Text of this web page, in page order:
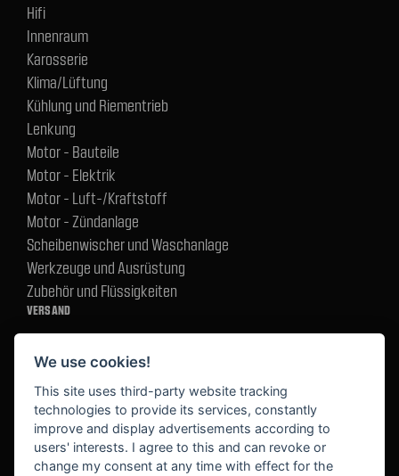
Hifi
Innenraum
Karosserie
Klima/Lüftung
Kühlung und Riementrieb
Lenkung
Motor - Bauteile
Motor - Elektrik
Motor - Luft-/Kraftstoff
Motor - Zündanlage
Scheibenwischer und Waschanlage
Werkzeuge und Ausrüstung
Zubehör und Flüssigkeiten
VERSAND
BEKANNT AUS
We use cookies!
This site uses third-party website tracking
technologies to provide its services, constantly
improve and display advertisements according to
users' interests. I agree to this and can revoke or
change my consent at any time with effect for the